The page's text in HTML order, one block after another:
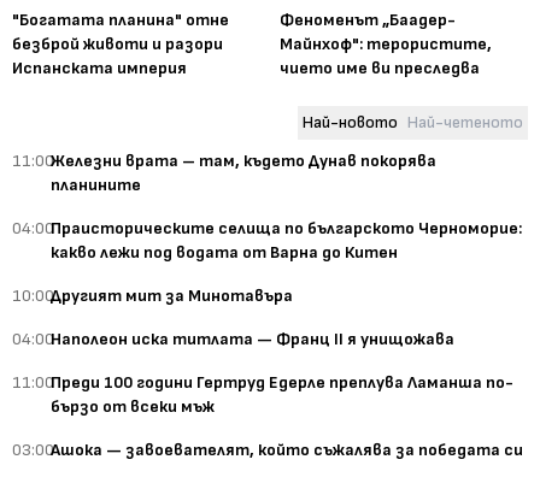
"Богатата планина" отне
безброй животи и разори
Испанската империя
Феноменът „Баадер-
Майнхоф": терористите,
чието име ви преследва
Най-новото Най-четеното
11:00Железни врата – там, където Дунав покорява
планините
04:00Праисторическите селища по българското Черноморие:
какво лежи под водата от Варна до Китен
10:00Другият мит за Минотавъра
04:00Наполеон иска титлата — Франц II я унищожава
11:00Преди 100 години Гертруд Едерле преплува Ламанша по-
бързо от всеки мъж
03:00Ашока — завоевателят, който съжалява за победата си